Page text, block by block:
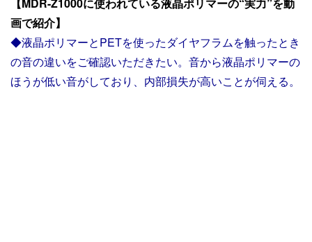
画で紹介】
◆液晶ポリマーとPETを使ったダイヤフラムを触ったとき
の音の違いをご確認いただきたい。音から液晶ポリマーの
ほうが低い音がしており、内部損失が高いことが伺える。